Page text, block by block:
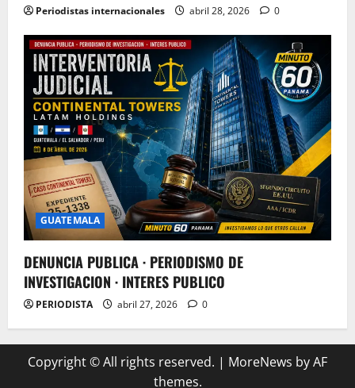
Periodistas internacionales abril 28, 2026 0
GUATEMALA
DENUNCIA PUBLICA · PERIODISMO DE
INVESTIGACION · INTERES PUBLICO
PERIODISTA abril 27, 2026 0
Copyright © All rights reserved. | MoreNews by AF
themes.